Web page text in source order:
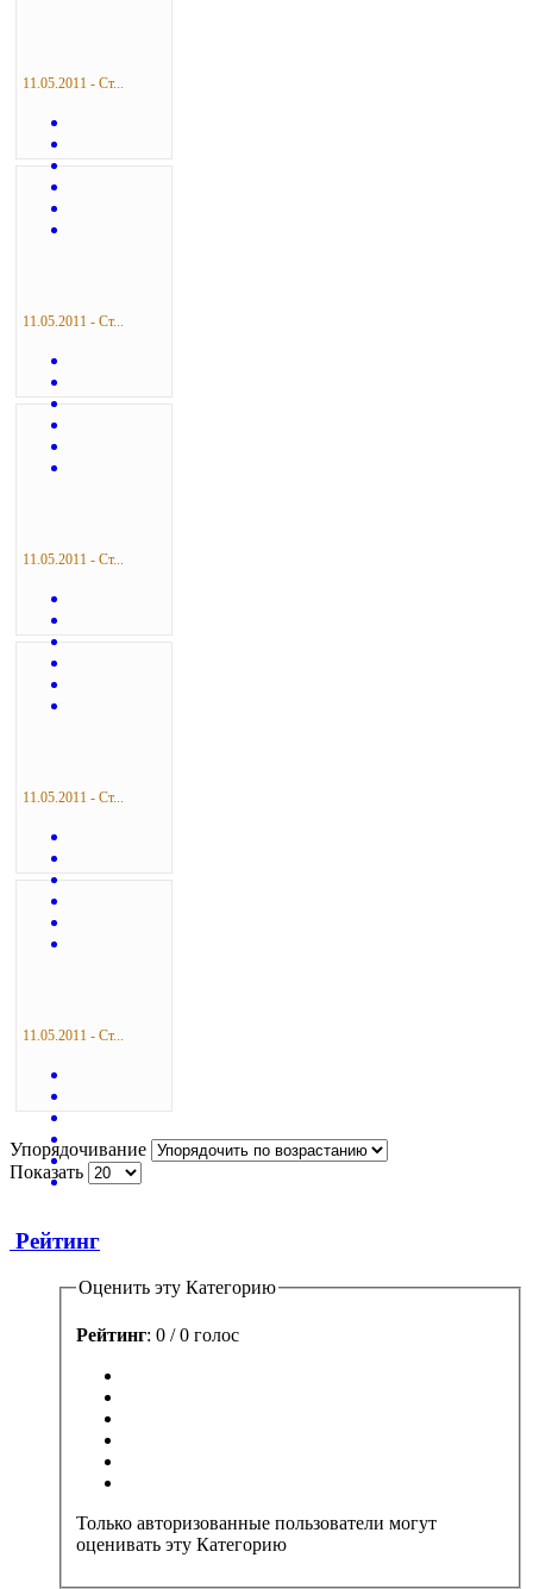
11.05.2011 - Ст...
11.05.2011 - Ст...
11.05.2011 - Ст...
11.05.2011 - Ст...
11.05.2011 - Ст...
Упорядочивание
Показать
Рейтинг
Оценить эту Категорию
Рейтинг: 0 / 0 голос
Только авторизованные пользователи могут
оценивать эту Категорию